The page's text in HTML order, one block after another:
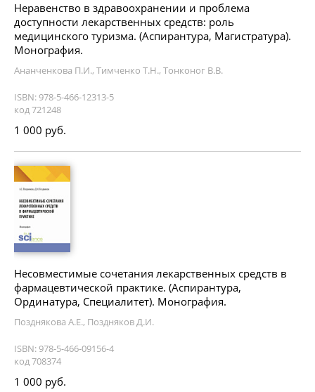
Неравенство в здравоохранении и проблема
доступности лекарственных средств: роль
медицинского туризма. (Аспирантура, Магистратура).
Монография.
Ананченкова П.И., Тимченко Т.Н., Тонконог В.В.
ISBN: 978-5-466-12313-5
код 721248
1 000 руб.
Несовместимые сочетания лекарственных средств в
фармацевтической практике. (Аспирантура,
Ординатура, Специалитет). Монография.
Позднякова А.Е., Поздняков Д.И.
ISBN: 978-5-466-09156-4
код 708374
1 000 руб.